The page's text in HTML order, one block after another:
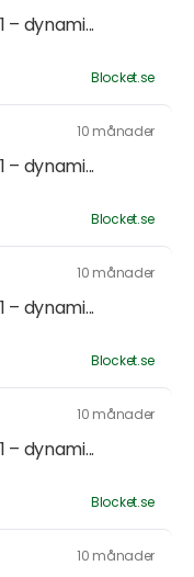
– dynami...
Blocket.se
10 månader
– dynami...
Blocket.se
10 månader
– dynami...
Blocket.se
10 månader
– dynami...
Blocket.se
10 månader